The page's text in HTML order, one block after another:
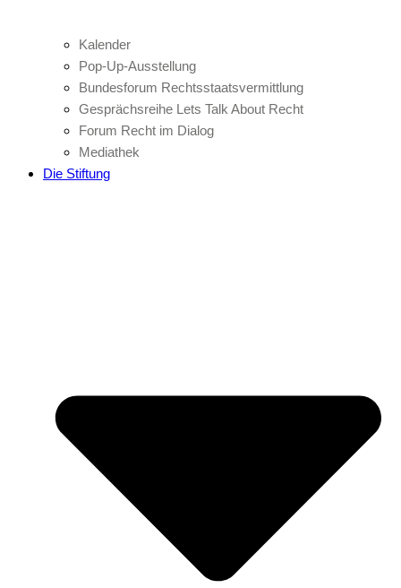
Kalender
Pop-Up-Ausstellung
Bundesforum Rechtsstaatsvermittlung
Gesprächsreihe Lets Talk About Recht
Forum Recht im Dialog
Mediathek
Die Stiftung